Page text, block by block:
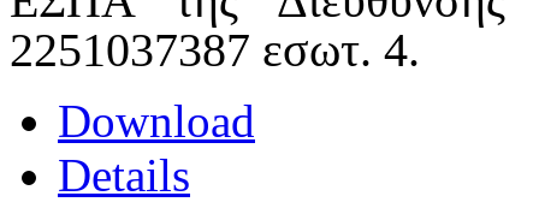
2251037387 εσωτ. 4.
Download
Details